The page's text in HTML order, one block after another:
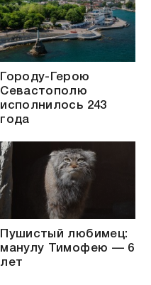
Городу-Герою
Севастополю
исполнилось 243
года
Пушистый любимец:
манулу Тимофею — 6
лет